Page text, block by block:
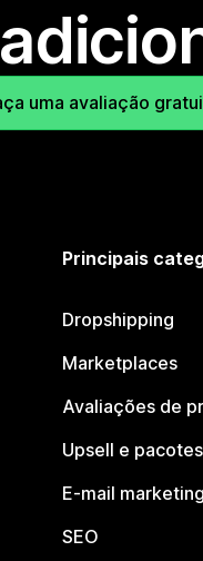
uma avaliação
Principais
Dropshipping
Marketplaces
Avaliações de
Upsell e pacotes
E-mail marketing
SEO